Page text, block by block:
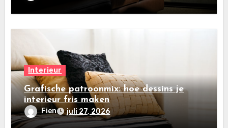
Interieur
Grafische patroonmix: hoe dessins je
interieur fris maken
Fien juli 27, 2026